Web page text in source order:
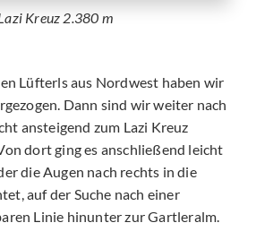
Kreuz 2.380 m
Lüfterls aus Nordwest haben wir
Dann sind wir weiter nach
ansteigend zum Lazi Kreuz
dort ging es anschließend leicht
die Augen nach rechts in die
auf der Suche nach einer
Linie hinunter zur Gartleralm.